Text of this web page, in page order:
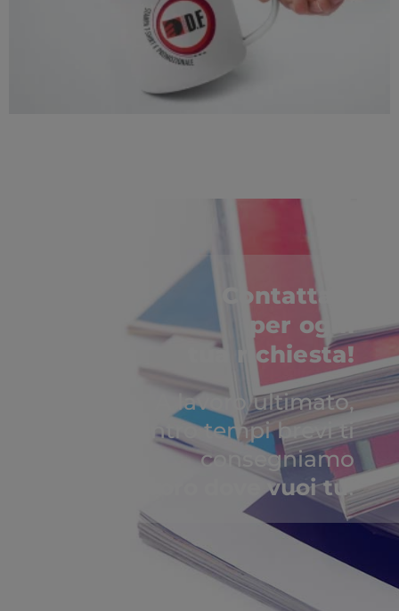
Contattaci
per ogni
tua richiesta!
A lavoro ultimato,
entro tempi brevi ti
consegniamo
il lavoro dove vuoi tu!